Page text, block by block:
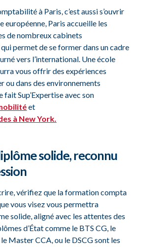
à Paris, c’est aussi s’ouvrir
européenne, Paris accueille les
de nombreux cabinets
permet de se former dans un cadre
vers l’international. Une école
vous offrir des expériences
ou dans des environnements
fait Sup’Expertise avec son
et
à New York.
solide, reconnu
vérifiez que la formation compta
vous visez vous permettra
solide, aligné avec les attentes des
d’État comme le BTS CG, le
Master CCA, ou le DSCG sont les